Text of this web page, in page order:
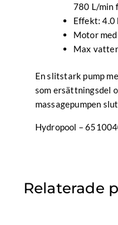
780 L/min
Effekt: 4.0
Motor
Max
En slitstark pump
som ersättningsdel
massagepumpen
Hydropool –
Relaterade